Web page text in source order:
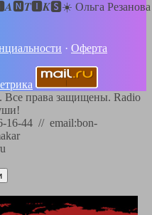
Ольга Резанова
· Оферта
Все права защищены. Radio
16-44 // email:bon-